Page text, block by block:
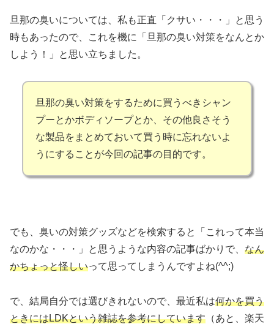
旦那の臭いについては、私も正直「クサい・・・」と思う
時もあったので、これを機に「旦那の臭い対策をなんとか
しよう！」と思い立ちました。
旦那の臭い対策をするために買うべきシャン
プーとかボディソープとか、その他良さそう
な製品をまとめておいて買う時に忘れないよ
うにすることが今回の記事の目的です。
でも、臭いの対策グッズなどを検索すると「これって本当
なのかな・・・」と思うような内容の記事ばかりで、 なん
かちょっと怪しいって思ってしまうんですよね(^^;)
で、結局自分では選びきれないので、最近私は何かを買う
ときにはLDKという雑誌を参考にしています （あと、楽天